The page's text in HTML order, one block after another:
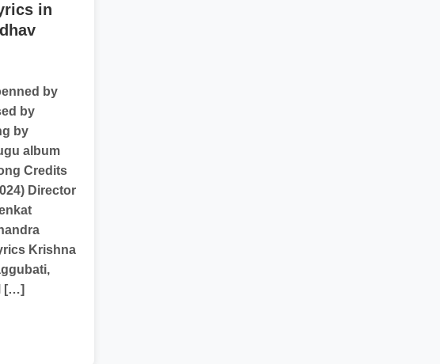
in
by
by
by
album
Credits
Director
Krishna
[…]